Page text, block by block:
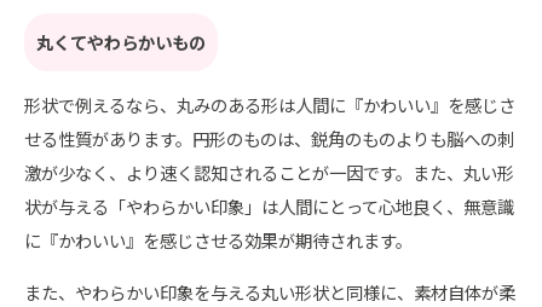
丸くてやわらかいもの
形状で例えるなら、丸みのある形は人間に『かわいい』を感じさ
せる性質があります。円形のものは、鋭角のものよりも脳への刺
激が少なく、より速く認知されることが一因です。また、丸い形
状が与える「やわらかい印象」は人間にとって心地良く、無意識
に『かわいい』を感じさせる効果が期待されます。
また、やわらかい印象を与える丸い形状と同様に、素材自体が柔